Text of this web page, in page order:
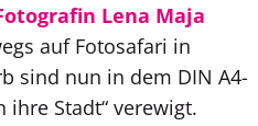
Lena Maja
auf Fotosafari in
sind nun in dem DIN A4-
ihre Stadt“ verewigt.